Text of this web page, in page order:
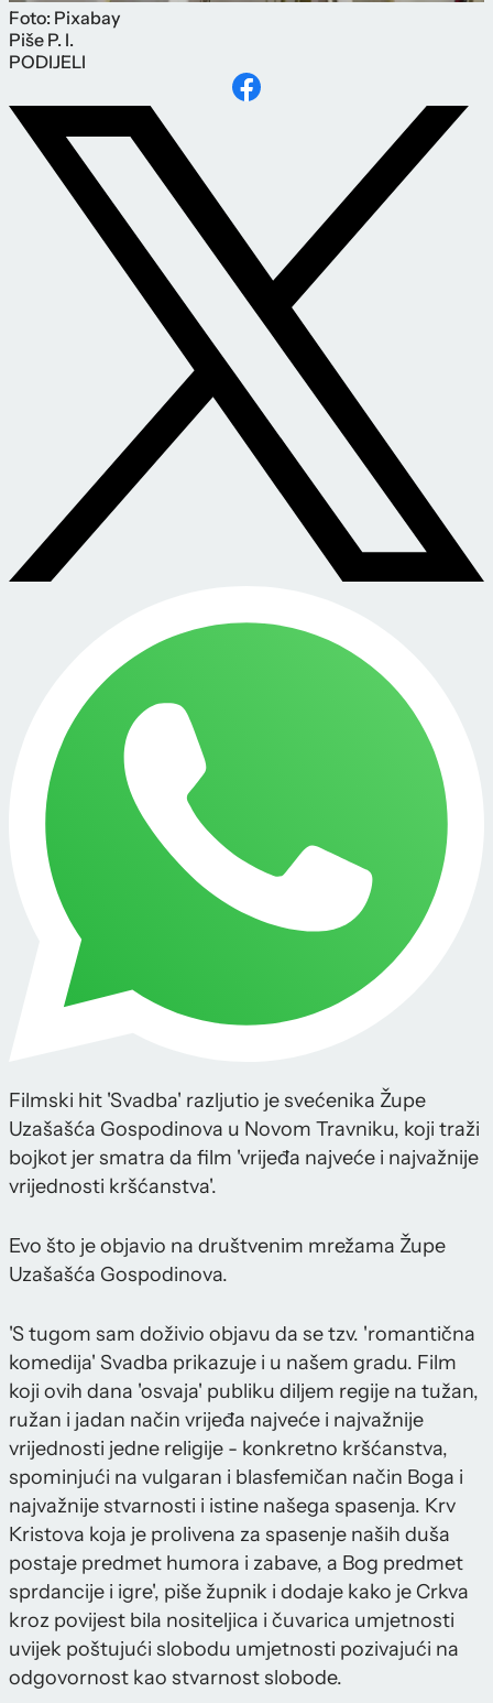
Foto: Pixabay
Piše P. I.
PODIJELI
Filmski hit 'Svadba' razljutio je svećenika Župe
Uzašašća Gospodinova u Novom Travniku, koji traži
bojkot jer smatra da film 'vrijeđa najveće i najvažnije
vrijednosti kršćanstva'.
Evo što je objavio na društvenim mrežama Župe
Uzašašća Gospodinova.
'S tugom sam doživio objavu da se tzv. 'romantična
komedija' Svadba prikazuje i u našem gradu. Film
koji ovih dana 'osvaja' publiku diljem regije na tužan,
ružan i jadan način vrijeđa najveće i najvažnije
vrijednosti jedne religije - konkretno kršćanstva,
spominjući na vulgaran i blasfemičan način Boga i
najvažnije stvarnosti i istine našega spasenja. Krv
Kristova koja je prolivena za spasenje naših duša
postaje predmet humora i zabave, a Bog predmet
sprdancije i igre', piše župnik i dodaje kako je Crkva
kroz povijest bila nositeljica i čuvarica umjetnosti
uvijek poštujući slobodu umjetnosti pozivajući na
odgovornost kao stvarnost slobode.